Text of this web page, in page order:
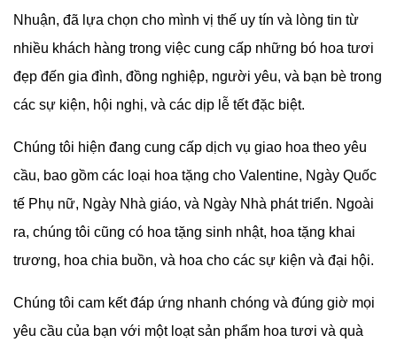
Nhuận, đã lựa chọn cho mình vị thế uy tín và lòng tin từ
nhiều khách hàng trong việc cung cấp những bó hoa tươi
đẹp đến gia đình, đồng nghiệp, người yêu, và bạn bè trong
các sự kiện, hội nghị, và các dịp lễ tết đặc biệt.
Chúng tôi hiện đang cung cấp dịch vụ giao hoa theo yêu
cầu, bao gồm các loại hoa tặng cho Valentine, Ngày Quốc
tế Phụ nữ, Ngày Nhà giáo, và Ngày Nhà phát triển. Ngoài
ra, chúng tôi cũng có hoa tặng sinh nhật, hoa tặng khai
trương, hoa chia buồn, và hoa cho các sự kiện và đại hội.
Chúng tôi cam kết đáp ứng nhanh chóng và đúng giờ mọi
yêu cầu của bạn với một loạt sản phẩm hoa tươi và quà